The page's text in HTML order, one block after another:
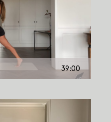
39:00